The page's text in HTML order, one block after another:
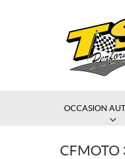
OCCASION
CFMOTO